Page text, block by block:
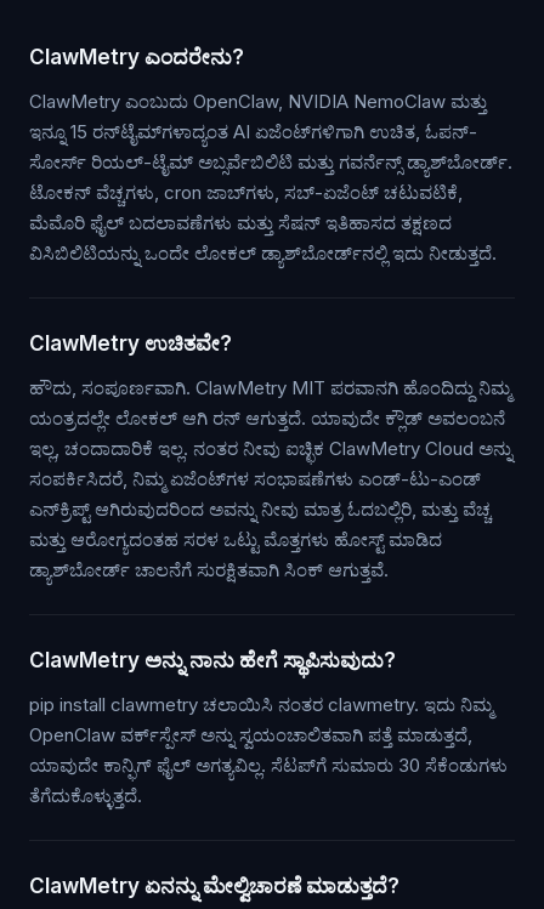
ClawMetry ಎಂದರೇನು?
ClawMetry ಎಂಬುದು OpenClaw, NVIDIA NemoClaw ಮತ್ತು
ಇನ್ನೂ 15 ರನ್‌ಟೈಮ್‌ಗಳಾದ್ಯಂತ AI ಏಜೆಂಟ್‌ಗಳಿಗಾಗಿ ಉಚಿತ, ಓಪನ್-
ಸೋರ್ಸ್ ರಿಯಲ್-ಟೈಮ್ ಅಬ್ಸರ್ವೆಬಿಲಿಟಿ ಮತ್ತು ಗವರ್ನೆನ್ಸ್ ಡ್ಯಾಶ್‌ಬೋರ್ಡ್.
ಟೋಕನ್ ವೆಚ್ಚಗಳು, cron ಜಾಬ್‌ಗಳು, ಸಬ್-ಏಜೆಂಟ್ ಚಟುವಟಿಕೆ,
ಮೆಮೊರಿ ಫೈಲ್ ಬದಲಾವಣೆಗಳು ಮತ್ತು ಸೆಷನ್ ಇತಿಹಾಸದ ತಕ್ಷಣದ
ವಿಸಿಬಿಲಿಟಿಯನ್ನು ಒಂದೇ ಲೋಕಲ್ ಡ್ಯಾಶ್‌ಬೋರ್ಡ್‌ನಲ್ಲಿ ಇದು ನೀಡುತ್ತದೆ.
ClawMetry ಉಚಿತವೇ?
ಹೌದು, ಸಂಪೂರ್ಣವಾಗಿ. ClawMetry MIT ಪರವಾನಗಿ ಹೊಂದಿದ್ದು ನಿಮ್ಮ
ಯಂತ್ರದಲ್ಲೇ ಲೋಕಲ್ ಆಗಿ ರನ್ ಆಗುತ್ತದೆ. ಯಾವುದೇ ಕ್ಲೌಡ್ ಅವಲಂಬನೆ
ಇಲ್ಲ, ಚಂದಾದಾರಿಕೆ ಇಲ್ಲ. ನಂತರ ನೀವು ಐಚ್ಛಿಕ ClawMetry Cloud ಅನ್ನು
ಸಂಪರ್ಕಿಸಿದರೆ, ನಿಮ್ಮ ಏಜೆಂಟ್‌ಗಳ ಸಂಭಾಷಣೆಗಳು ಎಂಡ್-ಟು-ಎಂಡ್
ಎನ್‌ಕ್ರಿಪ್ಟ್ ಆಗಿರುವುದರಿಂದ ಅವನ್ನು ನೀವು ಮಾತ್ರ ಓದಬಲ್ಲಿರಿ, ಮತ್ತು ವೆಚ್ಚ
ಮತ್ತು ಆರೋಗ್ಯದಂತಹ ಸರಳ ಒಟ್ಟು ಮೊತ್ತಗಳು ಹೋಸ್ಟ್ ಮಾಡಿದ
ಡ್ಯಾಶ್‌ಬೋರ್ಡ್ ಚಾಲನೆಗೆ ಸುರಕ್ಷಿತವಾಗಿ ಸಿಂಕ್ ಆಗುತ್ತವೆ.
ClawMetry ಅನ್ನು ನಾನು ಹೇಗೆ ಸ್ಥಾಪಿಸುವುದು?
pip install clawmetry ಚಲಾಯಿಸಿ ನಂತರ clawmetry. ಇದು ನಿಮ್ಮ
OpenClaw ವರ್ಕ್‌ಸ್ಪೇಸ್ ಅನ್ನು ಸ್ವಯಂಚಾಲಿತವಾಗಿ ಪತ್ತೆ ಮಾಡುತ್ತದೆ,
ಯಾವುದೇ ಕಾನ್ಫಿಗ್ ಫೈಲ್ ಅಗತ್ಯವಿಲ್ಲ. ಸೆಟಪ್‌ಗೆ ಸುಮಾರು 30 ಸೆಕೆಂಡುಗಳು
ತೆಗೆದುಕೊಳ್ಳುತ್ತದೆ.
ClawMetry ಏನನ್ನು ಮೇಲ್ವಿಚಾರಣೆ ಮಾಡುತ್ತದೆ?